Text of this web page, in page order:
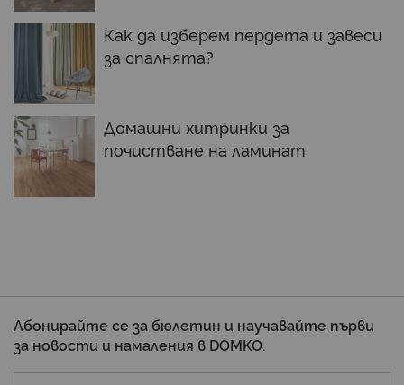
Как да изберем пердета и завеси
за спалнята?
Домашни хитринки за
почистване на ламинат
Абонирайте се за бюлетин и научавайте първи
за новости и намаления в DOMKO.